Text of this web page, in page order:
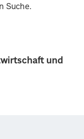
und
Suche.